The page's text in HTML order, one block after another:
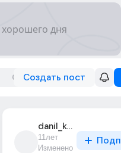
Создать пост
danil_kondratev_55
11лет
Изменено